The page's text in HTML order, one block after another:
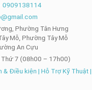
0909138114
Phường Tân Hưng
Mỗ, Phường Tây Mỗ
An Cựu
Thứ 7 (08h00 – 17h00)
& Điều kiện | Hỗ Trợ Kỹ Thuật|